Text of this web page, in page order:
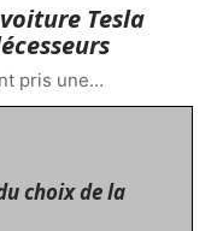
Tesla
pris une…
choix de la